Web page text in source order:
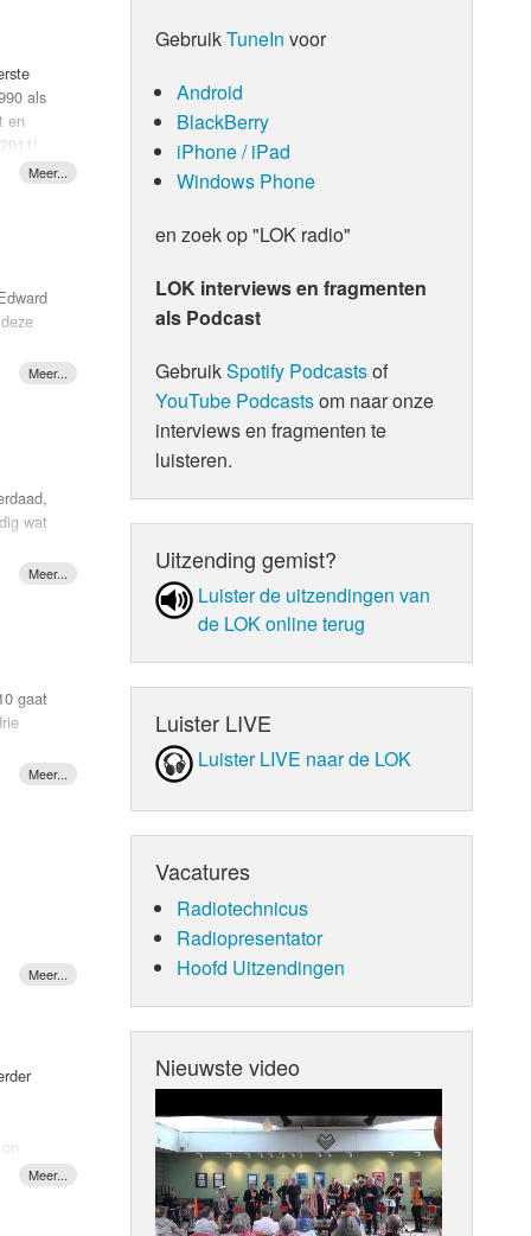
door
en De
de
you
in
the
aller
op
als
en
het
ze een
wat
gaat
GebruikTuneIn voor
Android
BlackBerry
iPhone / iPad
Windows Phone
en zoek op "LOK radio"
LOK interviews en fragmenten
als Podcast
GebruikSpotify Podcastsof
YouTube Podcastsom naar onze
interviews en fragmenten te
luisteren.
Uitzending gemist?
Luister de uit­zen­din­gen van
de LOK online terug
Luister LIVE
Luister LIVE naar de LOK
Vacatures
Radiotechnicus
Radiopresentator
Hoofd Uitzendingen
Nieuwste video